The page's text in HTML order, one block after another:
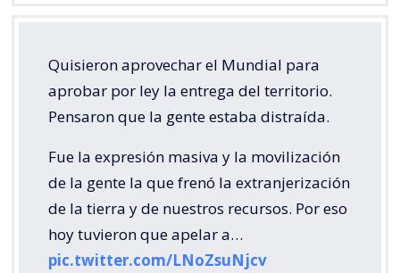
Quisieron aprovechar el Mundial para
aprobar por ley la entrega del territorio.
Pensaron que la gente estaba distraída.
Fue la expresión masiva y la movilización
de la gente la que frenó la extranjerización
de la tierra y de nuestros recursos. Por eso
hoy tuvieron que apelar a…
pic.twitter.com/LNoZsuNjcv